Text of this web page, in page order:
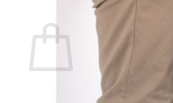
Ostoskori on tyhjä.